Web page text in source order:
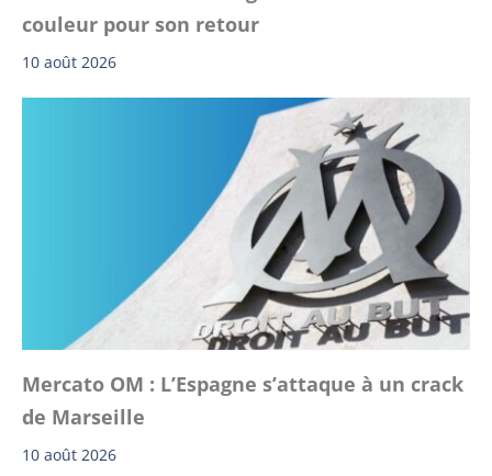
couleur pour son retour
10 août 2026
Mercato OM : L’Espagne s’attaque à un crack
de Marseille
10 août 2026